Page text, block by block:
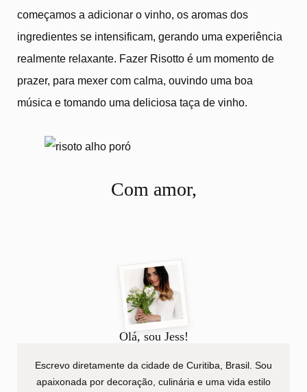
começamos a adicionar o vinho, os aromas dos
ingredientes se intensificam, gerando uma experiência
realmente relaxante. Fazer Risotto é um momento de
prazer, para mexer com calma, ouvindo uma boa
música e tomando uma deliciosa taça de vinho.
Com amor,
Olá, sou Jess!
Escrevo diretamente da cidade de Curitiba, Brasil. Sou
apaixonada por decoração, culinária e uma vida estilo